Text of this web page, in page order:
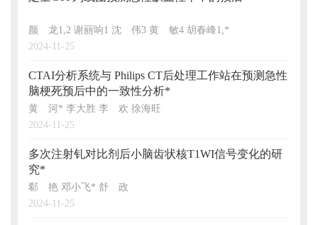
颜 龙1,2 谢丽响1 沈 伟3 黄 敏4 胡春峰1,*
2024-11-25
CTAI分析系统与 Philips CT后处理工作站在预测急性
脑梗死预后中的一致性分析*
黄 河* 李大胜 李 欢 徐海旺
2024-11-25
多次注射钆对比剂后小脑齿状核T1WI信号变化的研
究*
郗 艳 邓小飞* 舒 政
2024-11-25